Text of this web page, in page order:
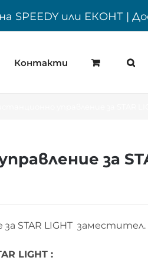
SPEEDY или ЕКОНТ |
Контакти
за
STAR LIGHT заместител.
LIGHT :